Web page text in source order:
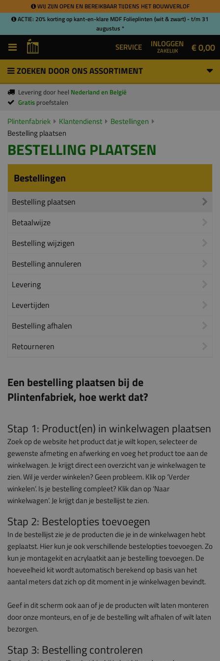
WIJ ZIJN OPEN EN BEREIKBAAR TIJDENS HET BOUWVERLOF
ACTIE: 20% korting op kant-en-klare MDF Folieplinten (wit & zwart) - t/m 31
augustus *
SERVICE INLOGGEN
ZAKELIJK € 0,00
ZOEKEN DOOR ONS ASSORTIMENT
Levering door heel Nederland en België
Gratis proefstalen
Plintenfabriek Klantendienst
Bestellingen
Bestelling plaatsen
BESTELLING PLAATSEN
Bestellingen
Bestelling plaatsen
Betaalwijze
Bestelling wijzigen
Bestelling annuleren
Levering
Levertijden
Bestelling afhalen
Retourneren
Een bestelling plaatsen bij de
Plintenfabriek, hoe werkt dat?
Stap 1: Product(en) in winkelwagen plaatsen
Zoek op de website het product dat je wilt kopen, selecteer de
gewenste afmeting en afwerking en voeg het product toe aan de
winkelwagen. Je krijgt direct een overzicht van je winkelwagen te
zien. Wil je verder winkelen? Geen probleem. Klik op ‘Verder
winkelen’. Is je bestelling compleet? Klik dan op ‘Naar
winkelwagen’. Je krijgt dan je bestellijst te zien.
Stap 2: Bestelopties toevoegen
In de bestellijst zie je de producten die je in de winkelwagen hebt
geplaatst. Hier kun je ook verschillende bestel­opties toevoegen. Zo
kun je montagekit en acrylaatkit aan je bestelling toevoegen. De
hoeveelheid kit wordt automatisch berekend op basis van het
aantal meters dat zich op dit moment in je winkelwagen bevindt.
Geef in dit scherm ook aan of je de producten wilt laten monteren
door onze monteurs, en of je de bestelling wilt afhalen of wilt laten
bezorgen.
Stap 3: Bestelling controleren